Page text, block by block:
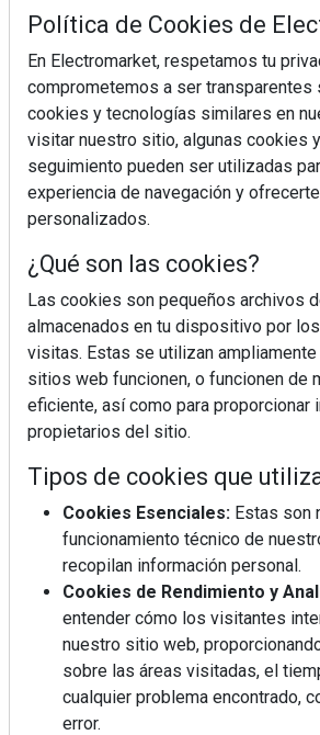
REVISTA 378
Política de Cookies de
En Electromarket, respetamos tu
comprometemos a ser transparentes
cookies y tecnologías similares en
visitar nuestro sitio, algunas cookies
seguimiento pueden ser utilizadas
experiencia de navegación y
personalizados.
¿Qué son las cookies?
Las cookies son pequeños archivos
almacenados en tu dispositivo por
visitas. Estas se utilizan ampliamente
sitios web funcionen, o funcionen de
eficiente, así como para proporcionar
propietarios del sitio.
Tipos de cookies que
Cookies Esenciales: Estas son
funcionamiento técnico de
recopilan información personal.
Cookies de Rendimiento y
entender cómo los visitantes
nuestro sitio web,
sobre las áreas visitadas, el
cualquier problema encontrado,
error.